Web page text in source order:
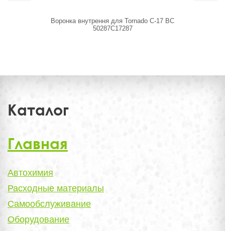
Воронка внутрення для Tornado C-17 BC
50287C17287
Каталог
Главная
Автохимия
Расходные материалы
Самообслуживание
Оборудование